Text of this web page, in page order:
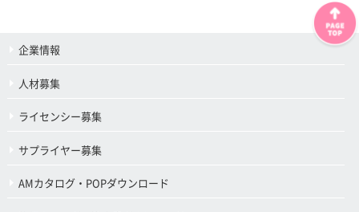
企業情報
人材募集
ライセンシー募集
サプライヤー募集
AMカタログ・POPダウンロード